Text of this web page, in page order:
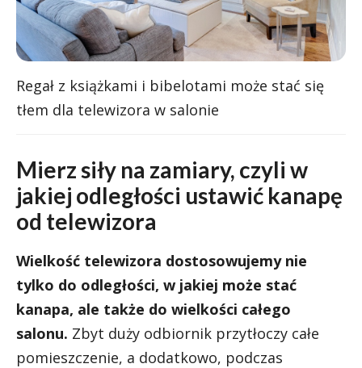
Regał z książkami i bibelotami może stać się
tłem dla telewizora w salonie
Mierz siły na zamiary, czyli w
jakiej odległości ustawić kanapę
od telewizora
Wielkość telewizora dostosowujemy nie
tylko do odległości, w jakiej może stać
kanapa, ale także do wielkości całego
salonu. Zbyt duży odbiornik przytłoczy całe
pomieszczenie, a dodatkowo, podczas